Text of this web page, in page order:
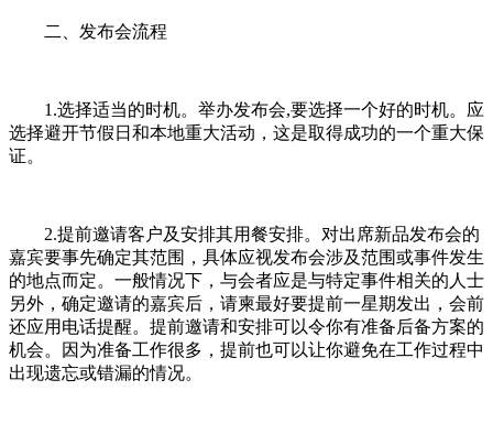
二、发布会流程
1.选择适当的时机。举办发布会,要选择一个好的时机。应
选择避开节假日和本地重大活动，这是取得成功的一个重大保
证。
2.提前邀请客户及安排其用餐安排。对出席新品发布会的
嘉宾要事先确定其范围，具体应视发布会涉及范围或事件发生
的地点而定。一般情况下，与会者应是与特定事件相关的人士
另外，确定邀请的嘉宾后，请柬最好要提前一星期发出，会前
还应用电话提醒。提前邀请和安排可以令你有准备后备方案的
机会。因为准备工作很多，提前也可以让你避免在工作过程中
出现遗忘或错漏的情况。